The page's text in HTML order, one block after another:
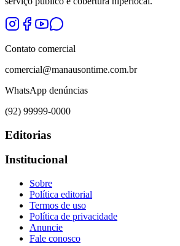
Contato comercial
comercial@manausontime.com.br
WhatsApp denúncias
(92) 99999-0000
Editorias
Institucional
Sobre
Política editorial
Termos de uso
Política de privacidade
Anuncie
Fale conosco